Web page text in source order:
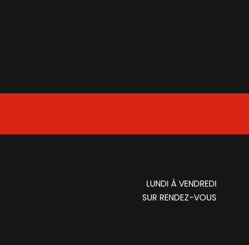
LUNDI À VENDREDI
SUR RENDEZ-VOUS